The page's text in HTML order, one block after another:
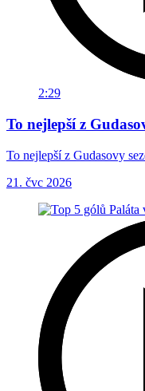
2:29
To nejlepší z
To nejlepší z Gudasovy
21. čvc 2026